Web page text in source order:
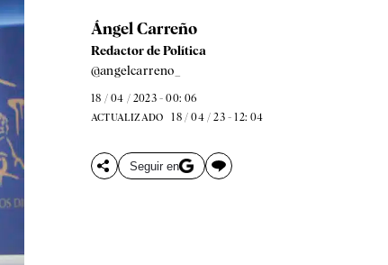
Ángel Carreño
Redactor de Política
@angelcarreno_
18 / 04 / 2023 - 00: 06
ACTUALIZADO 18 / 04 / 23 - 12: 04
Seguir en